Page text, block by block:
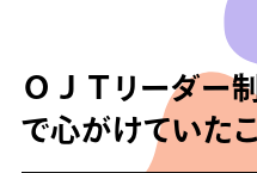
ＯＪＴリーダー
で心がけていた